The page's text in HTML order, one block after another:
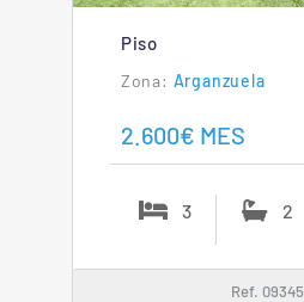
Piso
Arganzuela
2.600€ MES
3 2
Ref. 09345